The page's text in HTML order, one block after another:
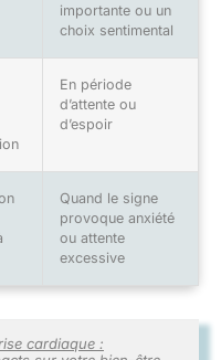
importante ou un
choix sentimental
En période
d’attente ou
d’espoir
Quand le signe
provoque anxiété
ou attente
excessive
cardiaque :